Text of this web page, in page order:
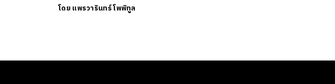
โดย แพรวารินทร์ โพพิทูล